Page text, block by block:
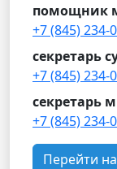
помощник
+7 (845) 234-
секретарь
+7 (845) 234-
секретарь
+7 (845) 234-
Перейти